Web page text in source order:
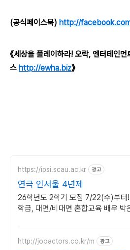
(공식페이스북) http://
《세상을 플레이하라! 오락, 엔터테인
스 http://ewha.biz》
https://ipsi.scau.ac.kr 광고
연극 인서울 4년제
26학년도 2학기 모집 7/22(수)부터
학금, 대면/비대면 혼합교육 배우 박
http://jooactors.co.kr/m 광고